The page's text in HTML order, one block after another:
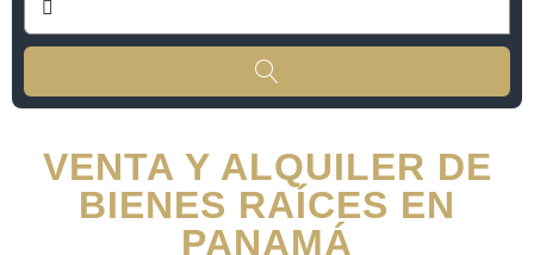
VENTA Y ALQUILER DE
BIENES RAÍCES EN
PANAMÁ